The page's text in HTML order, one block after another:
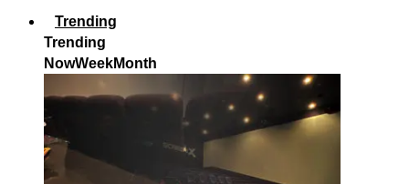
Trending
Trending
NowWeekMonth